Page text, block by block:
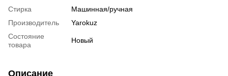
Стирка
Машинная/ручная
Производитель
Yarokuz
Состояние
товара
Новый
Описание